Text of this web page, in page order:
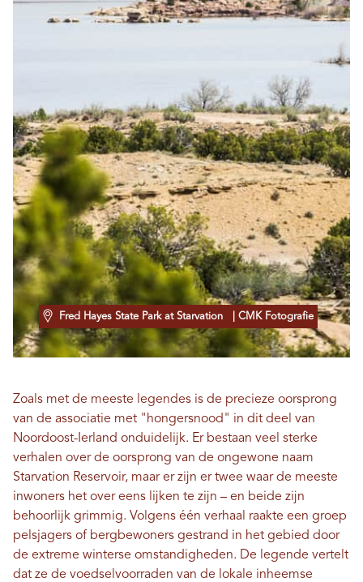
Fred Hayes State Park at Starvation | CMK Fotografie
Zoals met de meeste legendes is de precieze oorsprong
van de associatie met "hongersnood" in dit deel van
Noordoost-Ierland onduidelijk. Er bestaan ​​veel sterke
verhalen over de oorsprong van de ongewone naam
Starvation Reservoir, maar er zijn er twee waar de meeste
inwoners het over eens lijken te zijn – en beide zijn
behoorlijk grimmig. Volgens één verhaal raakte een groep
pelsjagers of bergbewoners gestrand in het gebied door
de extreme winterse omstandigheden. De legende vertelt
dat ze de voedselvoorraden van de lokale inheemse